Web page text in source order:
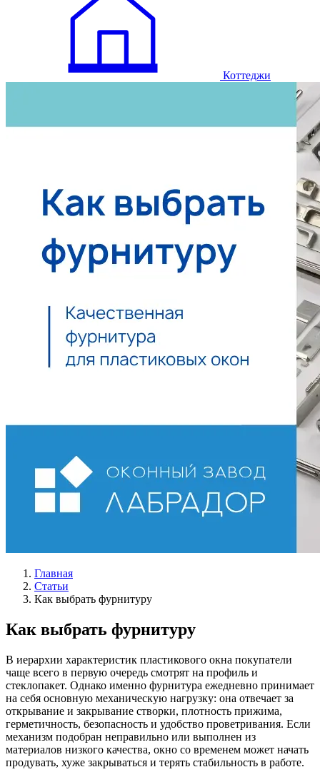
Коттеджи
Главная
Статьи
Как выбрать фурнитуру
Как выбрать фурнитуру
В иерархии характеристик пластикового окна покупатели
чаще всего в первую очередь смотрят на профиль и
стеклопакет. Однако именно фурнитура ежедневно принимает
на себя основную механическую нагрузку: она отвечает за
открывание и закрывание створки, плотность прижима,
герметичность, безопасность и удобство проветривания. Если
механизм подобран неправильно или выполнен из
материалов низкого качества, окно со временем может начать
продувать, хуже закрываться и терять стабильность в работе.